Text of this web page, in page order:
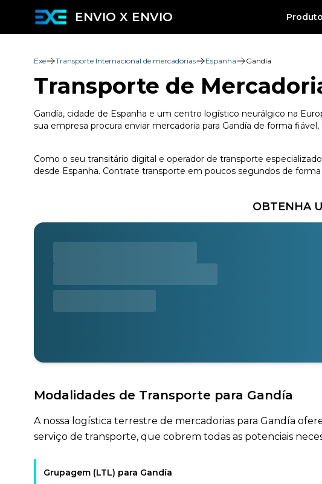
ENVIO X ENVIO
Exe Transporte Internacional de mercadorias Espanha Gandía
Transporte de
Gandía, cidade de Espanha e um centro logístico neurálgico na
sua empresa procura enviar mercadoria para Gandía de forma
Como o seu transitário digital e operador de transporte
desde Espanha. Contrate transporte em poucos segundos de
OBTENHA
Modalidades de Transporte para Gandía
A nossa logística terrestre de mercadorias para Gandía
serviço de transporte, que cobrem todas as potenciais
Grupagem (LTL) para Gandía